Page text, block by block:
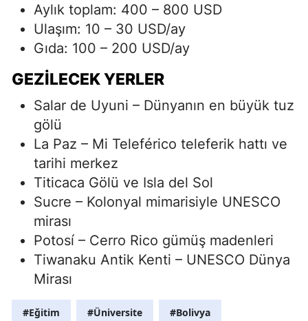
Aylık toplam: 400 – 800 USD
Ulaşım: 10 – 30 USD/ay
Gıda: 100 – 200 USD/ay
GEZILECEK YERLER
Salar de Uyuni – Dünyanın en büyük tuz
gölü
La Paz – Mi Teleférico teleferik hattı ve
tarihi merkez
Titicaca Gölü ve Isla del Sol
Sucre – Kolonyal mimarisiyle UNESCO
mirası
Potosí – Cerro Rico gümüş madenleri
Tiwanaku Antik Kenti – UNESCO Dünya
Mirası
#Eğitim #Üniversite #Bolivya